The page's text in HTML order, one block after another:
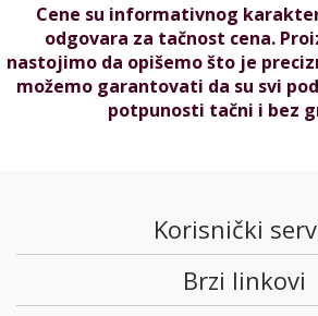
Cene su informativnog
odgovara za tačnost cena.
nastojimo da opišemo što je
možemo garantovati da su svi
potpunosti tačni i bez
Korisnički
Brzi linkovi